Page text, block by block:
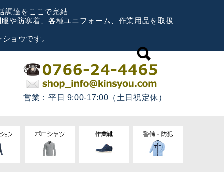
調達をここで完結
や防寒着、各種ユニフォーム、作業用品を取扱
ョウです。
営業：平日 9:00-17:00（土日祝定休）